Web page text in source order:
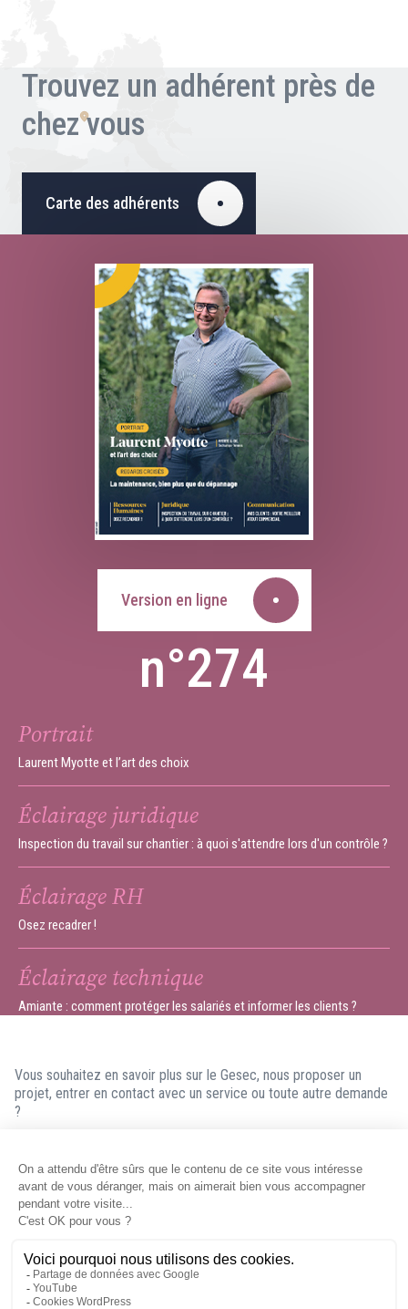
Trouvez un adhérent près de
chez vous
Carte des adhérents
Version en ligne
n°274
Portrait
Laurent Myotte et l’art des choix
Éclairage juridique
Inspection du travail sur chantier : à quoi s'attendre lors d'un contrôle ?
Éclairage RH
Osez recadrer !
Éclairage technique
Amiante : comment protéger les salariés et informer les clients ?
Vous souhaitez en savoir plus sur le Gesec, nous proposer un
projet, entrer en contact avec un service ou toute autre demande
?
répondre dans les meilleurs délais.